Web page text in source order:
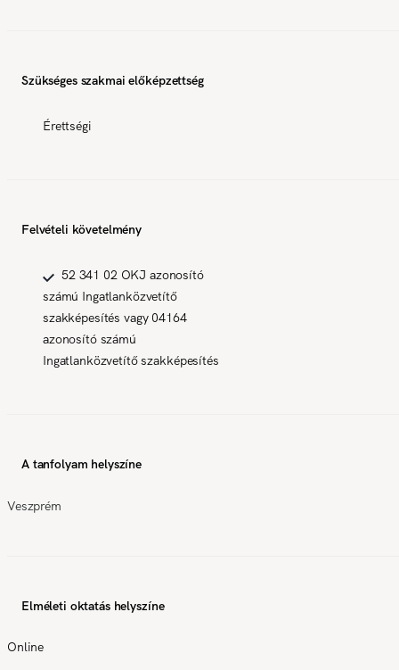
Szükséges szakmai előképzettség
Érettségi
Felvételi követelmény
52 341 02 OKJ azonosító
számú Ingatlanközvetítő
szakképesítés vagy 04164
azonosító számú
Ingatlanközvetítő szakképesítés
A tanfolyam helyszíne
Veszprém
Elméleti oktatás helyszíne
Online